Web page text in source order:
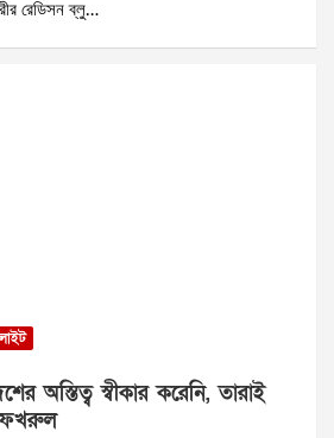
রেডিসন ব্লু…
অস্তিত্ব স্বীকার করেনি, তারাই
ফখরুল